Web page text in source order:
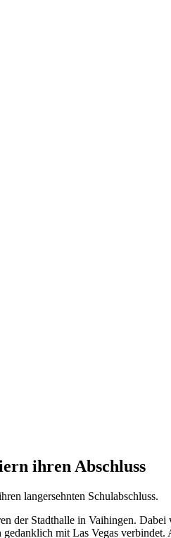
ihren Abschluss
langersehnten Schulabschluss.
der Stadthalle in Vaihingen.
mit Las Vegas